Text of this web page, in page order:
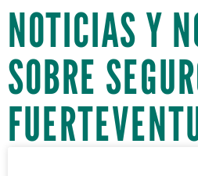
NOTICIAS Y
SOBRE